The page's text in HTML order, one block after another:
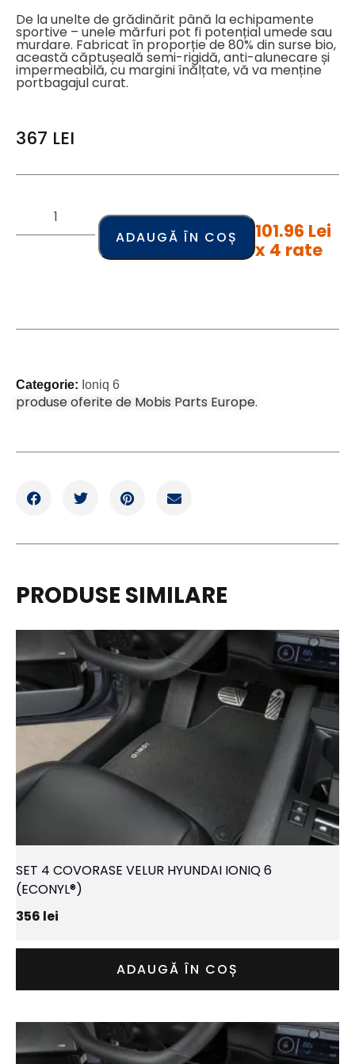
De la unelte de grădinărit până la echipamente
sportive – unele mărfuri pot fi potențial umede sau
murdare. Fabricat în proporție de 80% din surse bio,
această căptușeală semi-rigidă, anti-alunecare și
impermeabilă, cu margini înălțate, vă va menține
portbagajul curat.
367 LEI
ADAUGĂ ÎN COȘ
101.96 Lei
x 4 rate
Categorie: Ioniq 6
produse oferite de Mobis Parts Europe.
PRODUSE SIMILARE
SET 4 COVORASE VELUR HYUNDAI IONIQ 6
(ECONYL®)
356 lei
ADAUGĂ ÎN COȘ